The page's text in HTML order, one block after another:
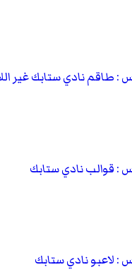
طاقم نادي ستابك غير
قوالب نادي ستابك
لاعبو نادي ستابك